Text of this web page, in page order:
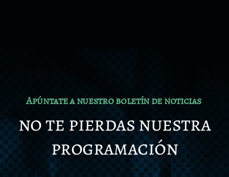
Apúntate a nuestro boletín de noticias
no te pierdas nuestra
programación